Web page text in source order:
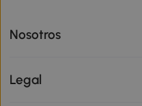
Nosotros
Legal